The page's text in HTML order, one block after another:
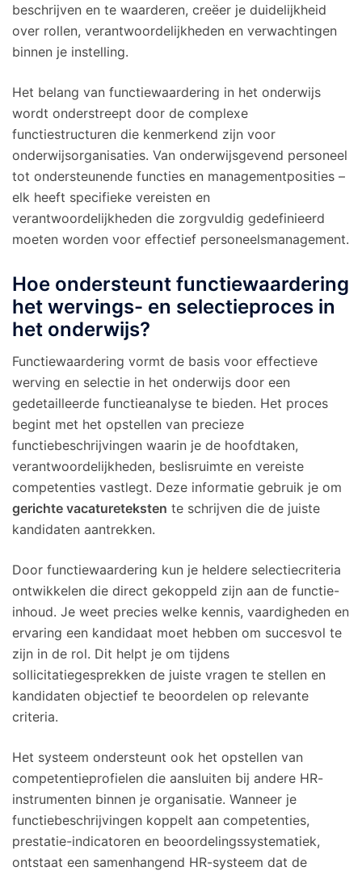
beschrijven en te waarderen, creëer je duidelijkheid
over rollen, verantwoordelijkheden en verwachtingen
binnen je instelling.
Het belang van functiewaardering in het onderwijs
wordt onderstreept door de complexe
functiestructuren die kenmerkend zijn voor
onderwijsorganisaties. Van onderwijsgevend personeel
tot ondersteunende functies en managementposities –
elk heeft specifieke vereisten en
verantwoordelijkheden die zorgvuldig gedefinieerd
moeten worden voor effectief personeelsmanagement.
Hoe ondersteunt functiewaardering
het wervings- en selectieproces in
het onderwijs?
Functiewaardering vormt de basis voor effectieve
werving en selectie in het onderwijs door een
gedetailleerde functieanalyse te bieden. Het proces
begint met het opstellen van precieze
functiebeschrijvingen waarin je de hoofdtaken,
verantwoordelijkheden, beslisruimte en vereiste
competenties vastlegt. Deze informatie gebruik je om
gerichte vacatureteksten te schrijven die de juiste
kandidaten aantrekken.
Door functiewaardering kun je heldere selectiecriteria
ontwikkelen die direct gekoppeld zijn aan de functie-
inhoud. Je weet precies welke kennis, vaardigheden en
ervaring een kandidaat moet hebben om succesvol te
zijn in de rol. Dit helpt je om tijdens
sollicitatiegesprekken de juiste vragen te stellen en
kandidaten objectief te beoordelen op relevante
criteria.
Het systeem ondersteunt ook het opstellen van
competentieprofielen die aansluiten bij andere HR-
instrumenten binnen je organisatie. Wanneer je
functiebeschrijvingen koppelt aan competenties,
prestatie-indicatoren en beoordelingssystematiek,
ontstaat een samenhangend HR-systeem dat de